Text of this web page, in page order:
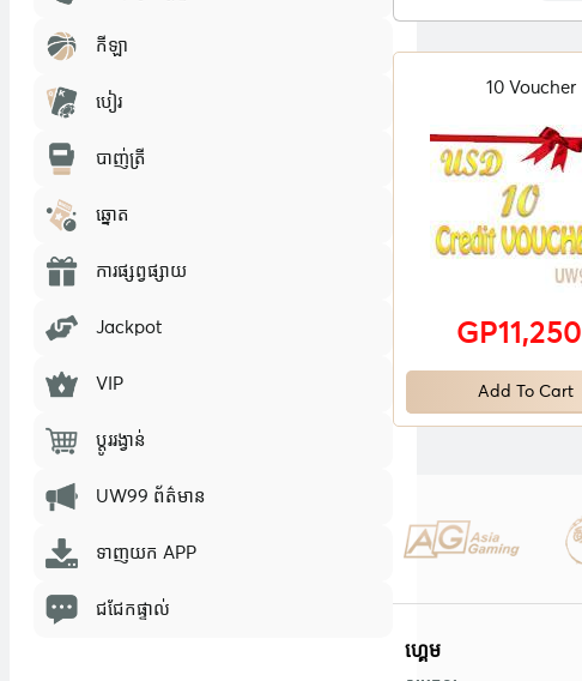
កីឡា
បៀរ
បាញ់ត្រី
ឆ្នោត
ការផ្សព្វផ្សាយ
Jackpot
VIP
ប្តូររង្វាន់
UW99 ព័ត៌មាន
ទាញយក APP
ជជែកផ្ទាល់
10 Voucher
GP11,250
Add To Cart
ហ្គេម